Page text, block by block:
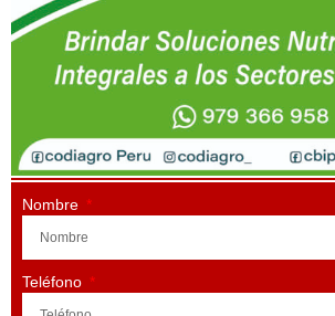
Nombre
Teléfono